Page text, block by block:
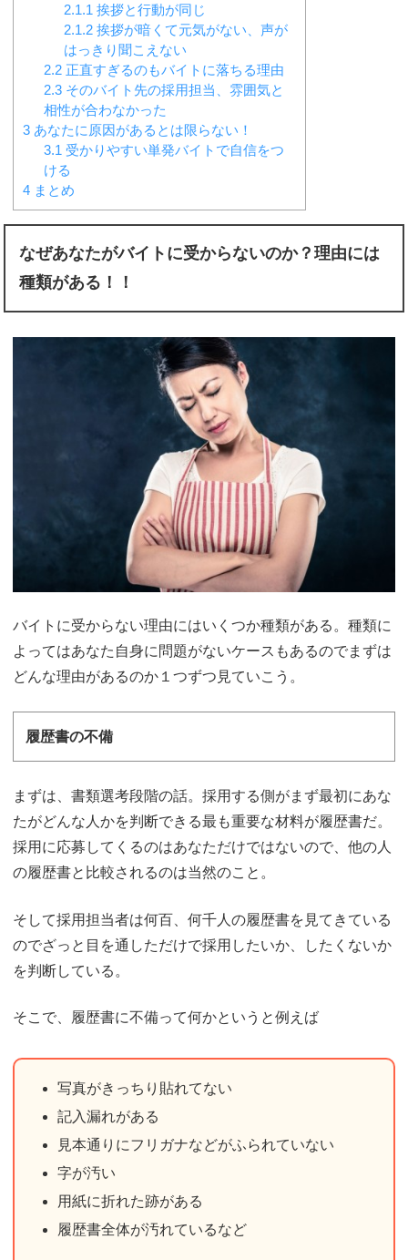
2.1.1 挨拶と行動が同じ
2.1.2 挨拶が暗くて元気がない、声が
はっきり聞こえない
2.2正直すぎるのもバイトに落ちる理由
2.3そのバイト先の採用担当、雰囲気と
相性が合わなかった
3 あなたに原因があるとは限らない！
3.1 受かりやすい単発バイトで自信をつ
ける
4 まとめ
なぜあなたがバイトに受からないのか？理由には
種類がある！！
バイトに受からない理由にはいくつか種類がある。種類に
よってはあなた自身に問題がないケースもあるのでまずは
どんな理由があるのか１つずつ見ていこう。
履歴書の不備
まずは、書類選考段階の話。採用する側がまず最初にあな
たがどんな人かを判断できる最も重要な材料が履歴書だ。
採用に応募してくるのはあなただけではないので、他の人
の履歴書と比較されるのは当然のこと。
そして採用担当者は何百、何千人の履歴書を見てきている
のでざっと目を通しただけで採用したいか、したくないか
を判断している。
そこで、履歴書に不備って何かというと例えば
写真がきっちり貼れてない
記入漏れがある
見本通りにフリガナなどがふられていない
字が汚い
用紙に折れた跡がある
履歴書全体が汚れているなど